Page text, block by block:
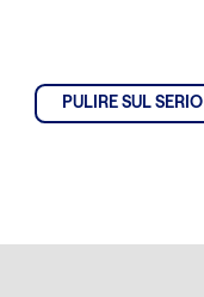
PULIRE SUL SERIO